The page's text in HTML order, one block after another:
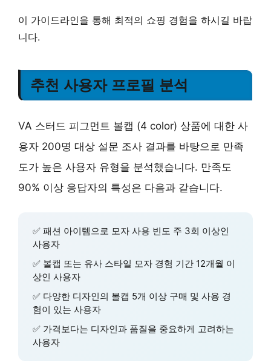
이 가이드라인을 통해 최적의 쇼핑 경험을 하시길 바랍
니다.
추천 사용자 프로필 분석
VA 스터드 피그먼트 볼캡 (4 color) 상품에 대한 사
용자 200명 대상 설문 조사 결과를 바탕으로 만족
도가 높은 사용자 유형을 분석했습니다. 만족도
90% 이상 응답자의 특성은 다음과 같습니다.
✅ 패션 아이템으로 모자 사용 빈도 주 3회 이상인
사용자
✅ 볼캡 또는 유사 스타일 모자 경험 기간 12개월 이
상인 사용자
✅ 다양한 디자인의 볼캡 5개 이상 구매 및 사용 경
험이 있는 사용자
✅ 가격보다는 디자인과 품질을 중요하게 고려하는
사용자